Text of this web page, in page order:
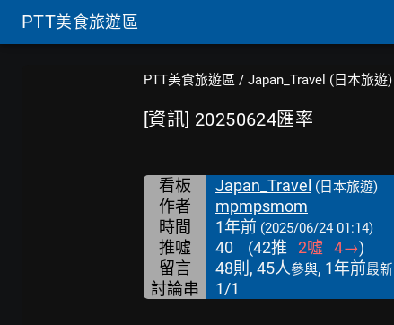
PTT美食旅遊區
PTT美食旅遊區 / Japan_Travel (日本旅遊)
[資訊] 20250624匯率
看板 Japan_Travel (日本旅遊)
作者
mpmpsmom
時間
1年前 (2025/06/24 01:14)
推噓 40 (42推 2噓 4→)
留言
48則, 45人參與, 1年前最新
討論串 1/1